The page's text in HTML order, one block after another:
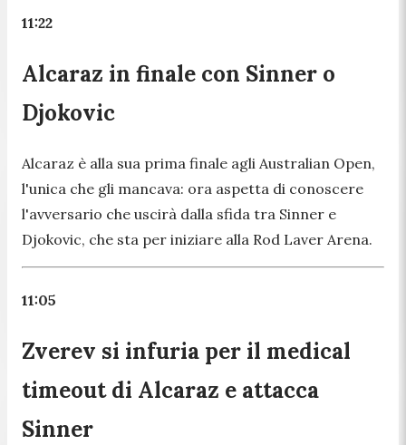
11:22
Alcaraz in finale con Sinner o
Djokovic
Alcaraz è alla sua prima finale agli Australian Open,
l'unica che gli mancava: ora aspetta di conoscere
l'avversario che uscirà dalla sfida tra Sinner e
Djokovic, che sta per iniziare alla Rod Laver Arena.
11:05
Zverev si infuria per il medical
timeout di Alcaraz e attacca
Sinner